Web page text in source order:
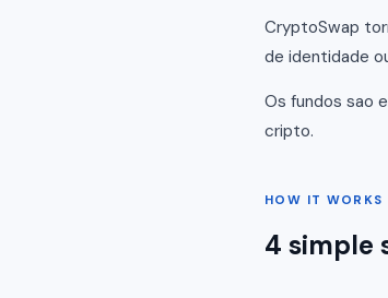
CryptoSwap
de identidade
Os fundos sao
cripto.
HOW IT WORKS
4 simple